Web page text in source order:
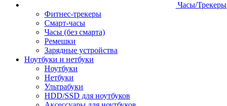
Часы/Трекеры
Фитнес-трекеры
Смарт-часы
Часы (без смарта)
Ремешки
Зарядные устройства
Ноутбуки и нетбуки
Ноутбуки
Нетбуки
Ультрабуки
HDD/SSD для ноутбуков